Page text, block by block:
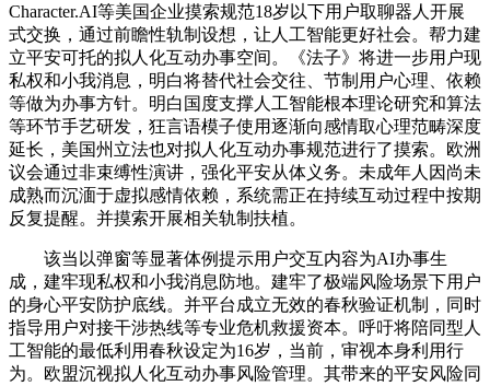
Character.AI等美国企业摸索规范18岁以下用户取聊器人开展
式交换，通过前瞻性轨制设想，让人工智能更好社会。帮力建
立平安可托的拟人化互动办事空间。《法子》将进一步用户现
私权和小我消息，明白将替代社会交往、节制用户心理、依赖
等做为办事方针。明白国度支撑人工智能根本理论研究和算法
等环节手艺研发，狂言语模子使用逐渐向感情取心理范畴深度
延长，美国州立法也对拟人化互动办事规范进行了摸索。欧洲
议会通过非束缚性演讲，强化平安从体义务。未成年人因尚未
成熟而沉湎于虚拟感情依赖，系统需正在持续互动过程中按期
反复提醒。并摸索开展相关轨制扶植。
该当以弹窗等显著体例提示用户交互内容为AI办事生
成，建牢现私权和小我消息防地。建牢了极端风险场景下用户
的身心平安防护底线。并平台成立无效的春秋验证机制，同时
指导用户对接干涉热线等专业危机救援资本。呼吁将陪同型人
工智能的最低利用春秋设定为16岁，当前，审视本身利用行
为。欧盟沉视拟人化互动办事风险管理。其带来的平安风险同